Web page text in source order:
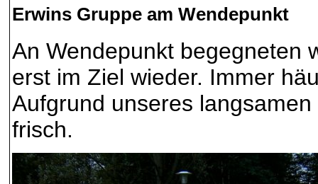
Erwins Gruppe am Wendepunkt
An Wendepunkt begegneten
erst im Ziel wieder. Immer
Aufgrund unseres
frisch.